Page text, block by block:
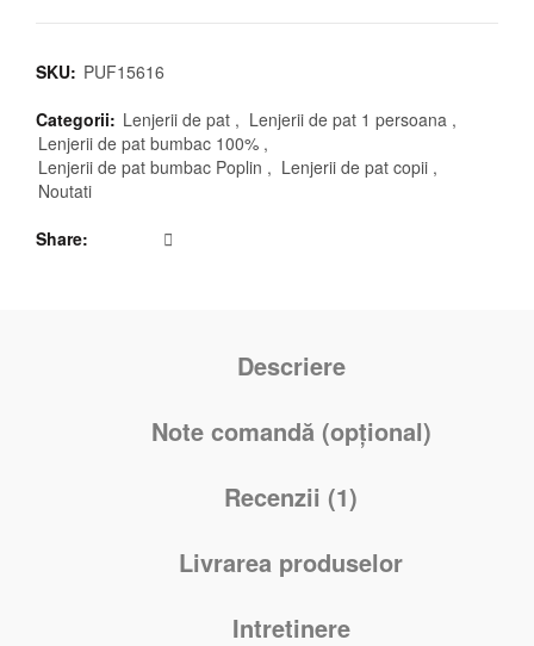
SKU: PUF15616
Categorii: Lenjerii de pat , Lenjerii de pat 1 persoana ,
Lenjerii de pat bumbac 100% ,
Lenjerii de pat bumbac Poplin , Lenjerii de pat copii ,
Noutati
Share
Descriere
Note comandă (opțional)
Recenzii (1)
Livrarea produselor
Intretinere